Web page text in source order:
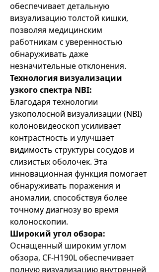
обеспечивает детальную
визуализацию толстой кишки,
позволяя медицинским
работникам с уверенностью
обнаруживать даже
незначительные отклонения.
Технология визуализации
узкого спектра NBI:
Благодаря технологии
узкополосной визуализации (NBI)
колоновидеоскоп усиливает
контрастность и улучшает
видимость структуры сосудов и
слизистых оболочек. Эта
инновационная функция помогает
обнаруживать поражения и
аномалии, способствуя более
точному диагнозу во время
колоноскопии.
Широкий угол обзора:
Оснащенный широким углом
обзора, CF-H190L обеспечивает
полную визуализацию внутренней